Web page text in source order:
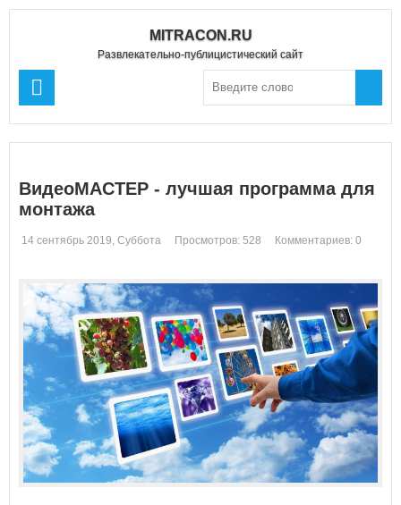
MITRACON.RU
Развлекательно-публицистический сайт
ВидеоМАСТЕР - лучшая программа для
монтажа
14 сентябрь 2019, Суббота Просмотров: 528 Комментариев: 0